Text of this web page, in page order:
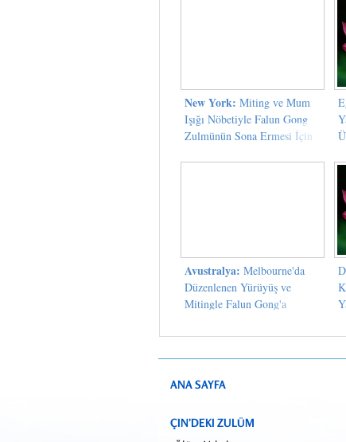
New York: Miting ve Mum
Işığı Nöbetiyle Falun Gong
Zulmünün Sona Ermesi İçin
Avustralya: Melbourne'da
Düzenlenen Yürüyüş ve
Mitingle Falun Gong'a
Vuruldu
ANA SAYFA
ÇIN’DEKI ZULÜM